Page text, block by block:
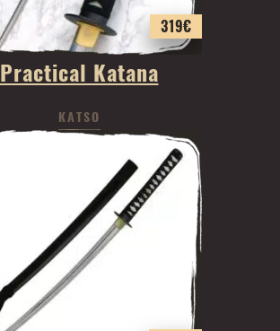
319€
Practical Katana
KATSO